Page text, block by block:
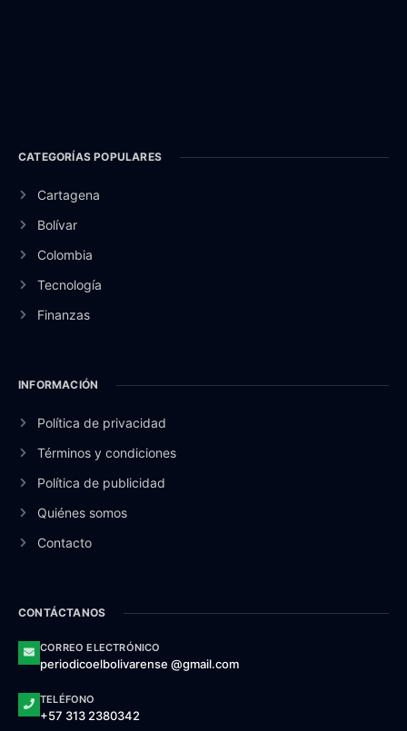
CATEGORÍAS POPULARES
Cartagena
Bolívar
Colombia
Tecnología
Finanzas
INFORMACIÓN
Política de privacidad
Términos y condiciones
Política de publicidad
Quiénes somos
Contacto
CONTÁCTANOS
CORREO ELECTRÓNICO
periodicoelbolivarense @gmail.com
TELÉFONO
+57 313 2380342